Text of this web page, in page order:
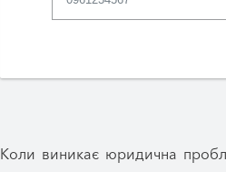
Коли виникає юридична